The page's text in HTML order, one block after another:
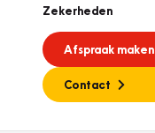
Zekerheden
Afspraak maken
Contact